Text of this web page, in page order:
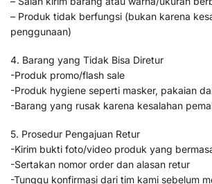
– Produk tidak berfungsi (bukan karena
penggunaan)
4. Barang yang Tidak Bisa Diretur
-Produk promo/flash sale
-Produk hygiene seperti masker, pakaian
-Barang yang rusak karena kesalahan
5. Prosedur Pengajuan Retur
-Kirim bukti foto/video produk yang
-Sertakan nomor order dan alasan retur
-Tunggu konfirmasi dari tim kami sebelum